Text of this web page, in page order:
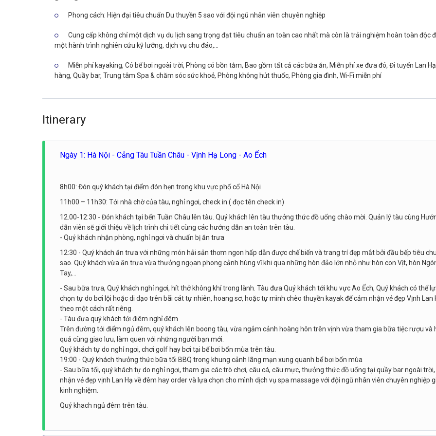
Phong cách: Hiện đại tiêu chuẩn Du thuyền 5 sao với đội ngũ nhân viên chuyên nghiệp
Cung cấp không chỉ một dịch vụ du lịch sang trọng đạt tiêu chuẩn an toàn cao nhất mà còn là trải nghiệm hoàn toàn độc
một hành trình nghiên cứu kỹ lưỡng, dịch vụ chu đáo,...
Miễn phí kayaking, Có bể bơi ngoài trời, Phòng có bồn tắm, Bao gồm tất cả các bữa ăn, Miễn phí xe đưa đó, Đi tuyến Lan
hàng, Quầy bar, Trung tâm Spa & chăm sóc sức khoẻ, Phòng không hút thuốc, Phòng gia đình, Wi-Fi miễn phí
Itinerary
Ngày 1: Hà Nội - Cảng Tàu Tuần Châu - Vịnh Hạ Long - Ao Ếch
8h00: Đón quý khách tại điểm đón hẹn trong khu vực phố cổ Hà Nội
11h00 – 11h30: Tới nhà chờ của tàu, nghỉ ngơi, check in ( đọc tên check in)
12.00-12:30 - Đón khách tại bến Tuần Châu lên tàu. Quý khách lên tàu thưởng thức đồ uống chào mời. Quản lý tàu cùng
dẫn viên sẽ giới thiệu về lịch trình chi tiết cùng các hướng dẫn an toàn trên tàu.
- Quý khách nhận phòng, nghỉ ngơi và chuẩn bị ăn trưa
12:30 - Quý khách ăn trưa với những món hải sản thơm ngon hấp dẫn được chế biến và trang trí đẹp mắt bởi đầu bếp tiêu
sao. Quý khách vừa ăn trưa vừa thưởng ngọan phong cảnh hùng vĩ khi qua những hòn đảo lớn nhỏ như hòn con Vịt, hòn
Tay,…
- Sau bữa trưa, Quý khách nghỉ ngơi, hít thở không khí trong lành. Tàu đưa Quý khách tới khu vực Ao Ếch, Quý khách có thể
chọn tự do bơi lội hoặc di dạo trên bãi cát tự nhiên, hoang sơ, hoặc tự mình chèo thuyền kayak để cảm nhận vẻ đẹp Vịnh Lan
theo một cách rất riêng.
- Tàu đưa quý khách tới điêm nghỉ đêm
Trên đường tới điểm ngủ đêm, quý khách lên boong tàu, vừa ngắm cảnh hoàng hôn trên vịnh vừa tham gia bữa tiệc rượu và
quả cùng giao lưu, làm quen với những người bạn mới.
Quý khách tự do nghỉ ngơi, chơi golf hay bơi tại bể bơi bốn mùa trên tàu.
19:00 - Quý khách thưởng thức bữa tối BBQ trong khung cảnh lãng mạn xung quanh bể bơi bốn mùa
- Sau bữa tối, quý khách tự do nghỉ ngơi, tham gia các trò chơi, câu cá, câu mực, thưởng thức đồ uống tại quầy bar ngoài
nhận vẻ đẹp vịnh Lan Hạ về đêm hay order và lựa chọn cho mình dịch vụ spa massage với đội ngũ nhân viên chuyên nghiệp
kinh nghiệm.
Quý khach ngủ đêm trên tàu.